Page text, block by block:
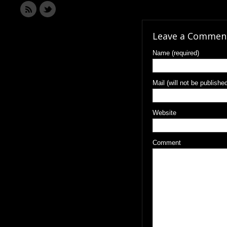
Leave a
Name (required)
Mail (will not be
Website
Comment